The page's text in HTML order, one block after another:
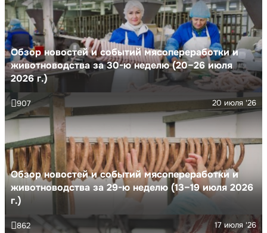
Обзор новостей и событий мясопереработки и
животноводства за 30-ю неделю (20–26 июля
2026 г.)
Обзор новостей и событий мясопереработки и
животноводства за 29-ю неделю (13–19 июля 2026
г.)
20 июля '26
907
17 июля '26
862